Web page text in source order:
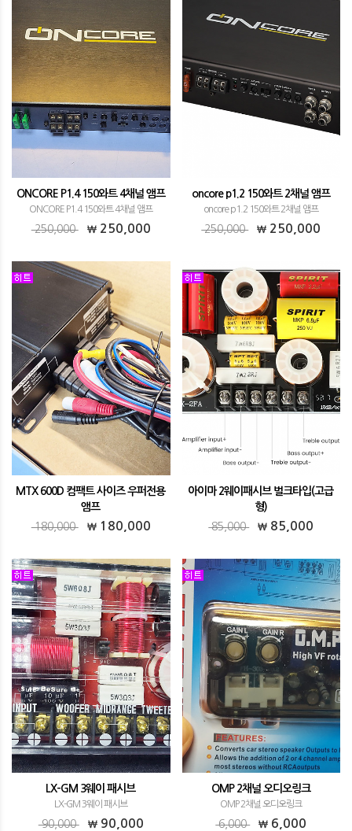
ONCORE P1.4 150와트 4채널 앰프
ONCORE P1.4 150와트 4채널 앰프
250,000 250,000
oncore p1.2 150와트 2채널 앰프
oncore p1.2 150와트 2채널 앰프
250,000 250,000
MTX 600D 컴팩트 사이즈 우퍼전용
앰프
MTX 600D 컴팩트 사이즈 우퍼전용 앰프
180,000 180,000
아이마 2웨이패시브 벌크타입(고급
형)
아이마 2웨이패시브 벌크타입(고급형)
85,000 85,000
LX-GM 3웨이 패시브
LX-GM 3웨이 패시브
90,000 90,000
OMP 2채널 오디오링크
OMP 2채널 오디오링크
6,000 6,000